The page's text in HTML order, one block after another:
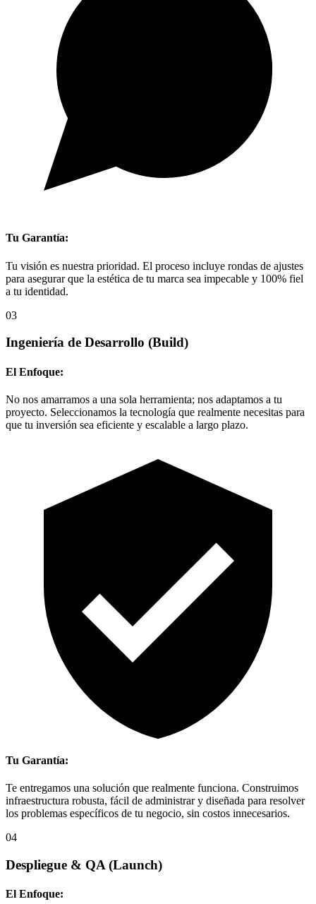
Tu Garantía:
Tu visión es nuestra prioridad. El proceso incluye rondas de ajustes
para asegurar que la estética de tu marca sea impecable y 100% fiel
a tu identidad.
03
Ingeniería de Desarrollo (Build)
El Enfoque:
No nos amarramos a una sola herramienta; nos adaptamos a tu
proyecto. Seleccionamos la tecnología que realmente necesitas para
que tu inversión sea eficiente y escalable a largo plazo.
Tu Garantía:
Te entregamos una solución que realmente funciona. Construimos
infraestructura robusta, fácil de administrar y diseñada para resolver
los problemas específicos de tu negocio, sin costos innecesarios.
04
Despliegue & QA (Launch)
El Enfoque: